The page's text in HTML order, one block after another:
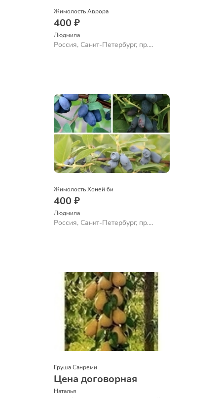
Жимолость Аврора
400 ₽
Людмила
Россия, Санкт-Петербург, пр.
Жимолость Хоней би
400 ₽
Людмила
Россия, Санкт-Петербург, пр.
Груша Санреми
Цена договорная
Наталья